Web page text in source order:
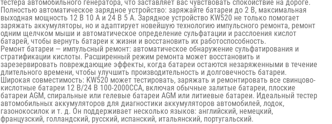
тестера автомобильного генератора, что заставляет вас чувствовать спокойствие на дороге.
Полностью автоматическое зарядное устройство: заряжайте батареи до 2 В, максимальная
выходная мощность 12 В 10 А и 24 В 5 А. Зарядное устройство KW520 не только помогает
заряжать аккумуляторы, но и адаптирует новейшую технологию импульсного ремонта, ремонт
одним щелчком мыши и автоматическое определение сульфатации и расслоения кислот
батарей, чтобы вернуть батареи к жизни и восстановить их работоспособность.
Ремонт батареи — импульсный ремонт: автоматическое обнаружение сульфатирования и
стратификации кислоты. Расширенный режим ремонта может восстановить и
зарезервировать повреждающие эффекты, когда батареи остаются незаряженными в течение
длительного времени, чтобы улучшить производительность и долговечность батареи.
Широкая совместимость: KW520 может тестировать, заряжать и ремонтировать все свинцово-
кислотные батареи 12 В/24 В 100-2000CCA, включая обычные залитые батареи, плоские
батареи AGM, спиральные или гелевые батареи AGM или литиевые батареи. Идеальный тестер
автомобильных аккумуляторов для диагностики аккумуляторов автомобилей, лодок,
газонокосилок и т. д. Он поддерживает несколько языков: английский, немецкий,
французский, голландский, русский, испанский, итальянский, португальский.